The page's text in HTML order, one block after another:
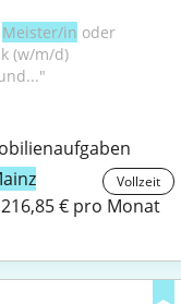
Meister/in oder
(w/m/d)
Vollzeit
€ pro Monat